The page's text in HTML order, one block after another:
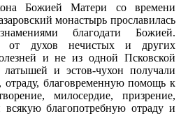
Божией Матери со времени
монастырь прославилась
благодати Божией.
от духов нечистых и других
и не из одной Псковской
и эстов-чухон получали
отраду, благовременную помощь к
милосердие, призрение,
всякую благопотребную отраду и